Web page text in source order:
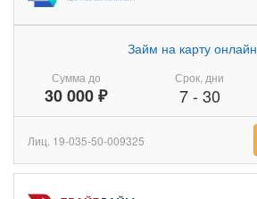
Сумма до
30 000 ₽
Займ на карту онлайн
Срок, дни
7- 30
Лиц. 19-035-50-009325